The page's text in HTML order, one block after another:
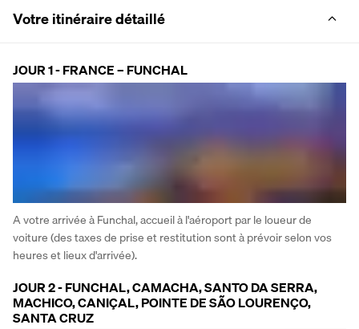
Votre itinéraire détaillé
JOUR 1 - FRANCE – FUNCHAL
A votre arrivée à Funchal, accueil à l'aéroport par le loueur de
voiture (des taxes de prise et restitution sont à prévoir selon vos
heures et lieux d'arrivée).
JOUR 2 - FUNCHAL, CAMACHA, SANTO DA SERRA,
MACHICO, CANIÇAL, POINTE DE SÃO LOURENÇO,
SANTA CRUZ